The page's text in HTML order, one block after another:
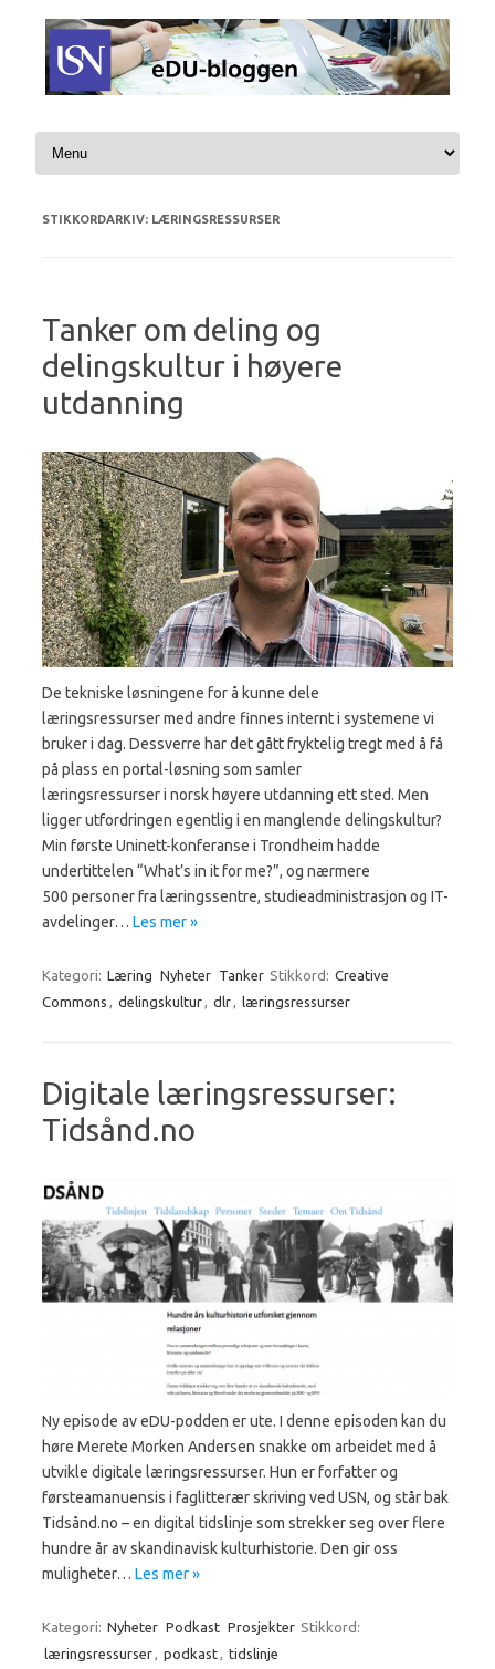
Hopp til innhold
STIKKORDARKIV: LÆRINGSRESSURSER
Tanker om deling og
delingskultur i høyere
utdanning
De tekniske løsningene for å kunne dele
læringsressurser med andre finnes internt i systemene vi
bruker i dag. Dessverre har det gått fryktelig tregt med å få
på plass en portal-løsning som samler
læringsressurser i norsk høyere utdanning ett sted. Men
ligger utfordringen egentlig i en manglende delingskultur?
Min første Uninett-konferanse i Trondheim hadde
undertittelen “What’s in it for me?”, og nærmere
500 personer fra læringssentre, studieadministrasjon og IT-
avdelinger… Les mer »
Kategori: Læring Nyheter Tanker Stikkord: Creative
Commons , delingskultur, dlr, læringsressurser
Digitale læringsressurser:
Tidsånd.no
Ny episode av eDU-podden er ute. I denne episoden kan du
høre Merete Morken Andersen snakke om arbeidet med å
utvikle digitale læringsressurser. Hun er forfatter og
førsteamanuensis i faglitterær skriving ved USN, og står bak
Tidsånd.no – en digital tidslinje som strekker seg over flere
hundre år av skandinavisk kulturhistorie. Den gir oss
muligheter… Les mer »
Kategori: Nyheter Podkast Prosjekter Stikkord:
læringsressurser, podkast, tidslinje